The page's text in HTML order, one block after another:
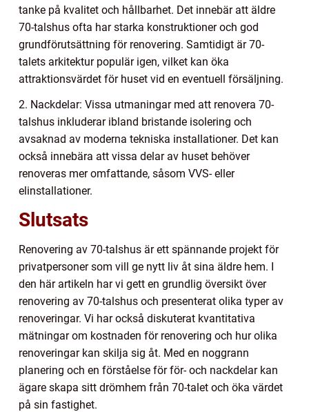
tanke på kvalitet och hållbarhet. Det innebär att äldre
70-talshus ofta har starka konstruktioner och god
grundförutsättning för renovering. Samtidigt är 70-
talets arkitektur populär igen, vilket kan öka
attraktionsvärdet för huset vid en eventuell försäljning.
2. Nackdelar: Vissa utmaningar med att renovera 70-
talshus inkluderar ibland bristande isolering och
avsaknad av moderna tekniska installationer. Det kan
också innebära att vissa delar av huset behöver
renoveras mer omfattande, såsom VVS- eller
elinstallationer.
Slutsats
Renovering av 70-talshus är ett spännande projekt för
privatpersoner som vill ge nytt liv åt sina äldre hem. I
den här artikeln har vi gett en grundlig översikt över
renovering av 70-talshus och presenterat olika typer av
renoveringar. Vi har också diskuterat kvantitativa
mätningar om kostnaden för renovering och hur olika
renoveringar kan skilja sig åt. Med en noggrann
planering och en förståelse för för- och nackdelar kan
ägare skapa sitt drömhem från 70-talet och öka värdet
på sin fastighet.